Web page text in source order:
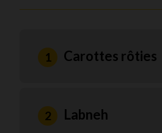
Carottes rôties
Labneh